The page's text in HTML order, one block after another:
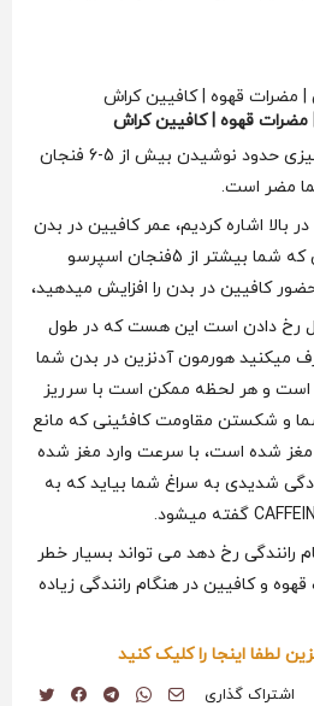
قهوه | کافیین کراش
مصرف زیاد کافئین، یعنی چیزی حدود نوشیدن بیش از 5-6 فنجان
مضر است.
بالا اشاره کردیم، عمر کافیین در بدن
حدود 6 ساعت است و زمانی که شما بیشتر از 5فنجان اسپرسو
کافیین در بدن را افزایش میدهید،
رخ دادن است این هست که در طول
میکنید هورمون آدنزین در بدن شما
و هر لحظه ممکن است با سرریز
و شکستن مقاومت کافئینی که مانع
شده است، با سرعت وارد مغز شده
شدیدی به سراغ شما بیاید که به
رانندگی رخ دهد می تواند بسیار خطر
و کافیین در هنگام رانندگی زیاده
لطفا اینجا را کلیک کنید
اشتراک گذاری